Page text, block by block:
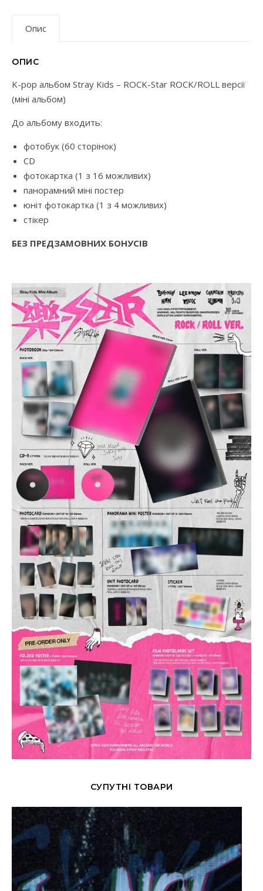
Опис
ОПИС
K-pop альбом Stray Kids – ROCK-Star ROCK/ROLL версії
(міні альбом)
До альбому входить:
фотобук (60 сторінок)
CD
фотокартка (1 з 16 можливих)
панорамний міні постер
юніт фотокартка (1 з 4 можливих)
стікер
БЕЗ ПРЕДЗАМОВНИХ БОНУСІВ
СУПУТНІ ТОВАРИ